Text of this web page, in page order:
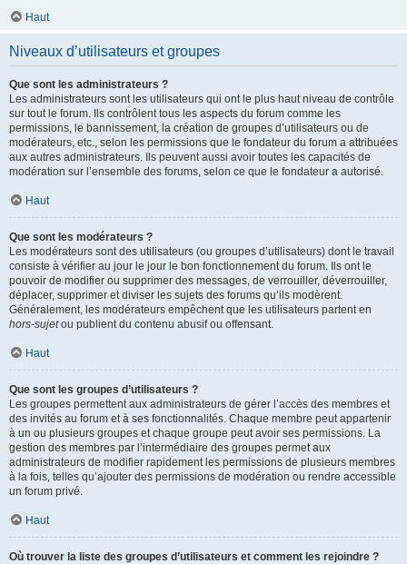
Haut
Niveaux d’utilisateurs et groupes
Que sont les administrateurs ?
Les administrateurs sont les utilisateurs qui ont le plus haut niveau de contrôle
sur tout le forum. Ils contrôlent tous les aspects du forum comme les
permissions, le bannissement, la création de groupes d’utilisateurs ou de
modérateurs, etc., selon les permissions que le fondateur du forum a attribuées
aux autres administrateurs. Ils peuvent aussi avoir toutes les capacités de
modération sur l’ensemble des forums, selon ce que le fondateur a autorisé.
Haut
Que sont les modérateurs ?
Les modérateurs sont des utilisateurs (ou groupes d’utilisateurs) dont le travail
consiste à vérifier au jour le jour le bon fonctionnement du forum. Ils ont le
pouvoir de modifier ou supprimer des messages, de verrouiller, déverrouiller,
déplacer, supprimer et diviser les sujets des forums qu’ils modèrent.
Généralement, les modérateurs empêchent que les utilisateurs partent en
hors-sujetou publient du contenu abusif ou offensant.
Haut
Que sont les groupes d’utilisateurs ?
Les groupes permettent aux administrateurs de gérer l’accès des membres et
des invités au forum et à ses fonctionnalités. Chaque membre peut appartenir
à un ou plusieurs groupes et chaque groupe peut avoir ses permissions. La
gestion des membres par l’intermédiaire des groupes permet aux
administrateurs de modifier rapidement les permissions de plusieurs membres
à la fois, telles qu’ajouter des permissions de modération ou rendre accessible
un forum privé.
Haut
Où trouver la liste des groupes d’utilisateurs et comment les rejoindre ?